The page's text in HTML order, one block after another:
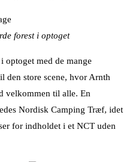
forest i optoget
med de mange
den store scene, hvor Arnth
velkommen til alle. En
Nordisk Camping Træf, idet
for indholdet i et NCT uden